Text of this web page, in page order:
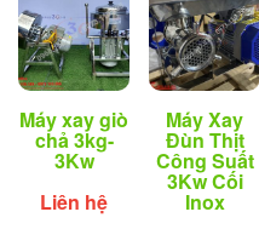
Máy xay giò
chả 3kg-
3Kw
Liên hệ
Máy Xay
Đùn Thịt
Công Suất
3Kw Cối
Inox